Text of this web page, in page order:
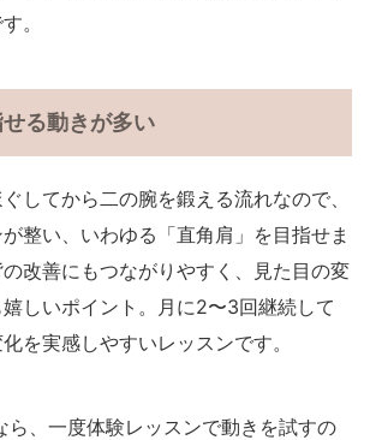
。
る動きが多い
してから二の腕を鍛える流れなので、
整い、いわゆる「直角肩」を目指せま
改善にもつながりやすく、見た目の変
しいポイント。月に2〜3回継続して
を実感しやすいレッスンです。
ら、一度体験レッスンで動きを試すの